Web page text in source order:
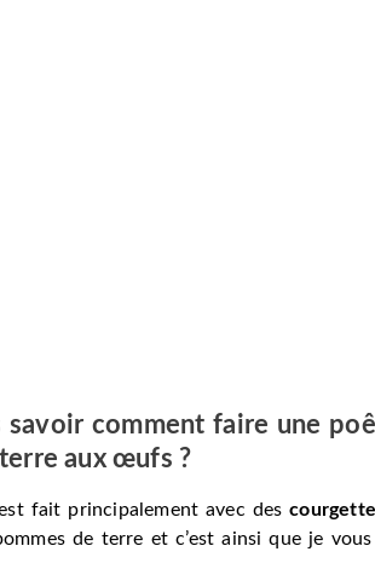
savoir comment faire une
aux œufs ?
fait principalement avec des
de terre et c’est ainsi que je